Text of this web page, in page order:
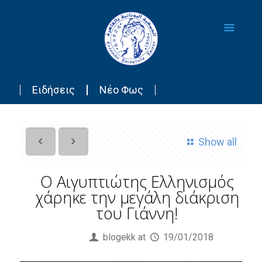
Ειδήσεις Νέο Φως
Show all
Ο Αιγυπτιώτης Ελληνισμός
χάρηκε την μεγάλη διάκριση
του Γιάννη!
blogekk at 19/01/2018